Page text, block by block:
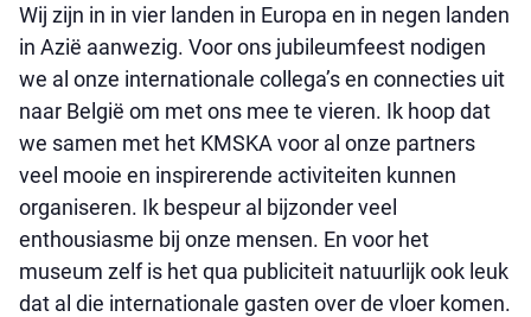
Wij zijn in in vier landen in Europa en in negen landen
in Azië aanwezig. Voor ons jubileumfeest nodigen
we al onze internationale collega’s en connecties uit
naar België om met ons mee te vieren. Ik hoop dat
we samen met het KMSKA voor al onze partners
veel mooie en inspirerende activiteiten kunnen
organiseren. Ik bespeur al bijzonder veel
enthousiasme bij onze mensen. En voor het
museum zelf is het qua publiciteit natuurlijk ook leuk
dat al die internationale gasten over de vloer komen.